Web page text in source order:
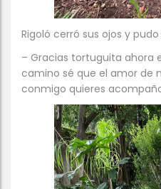
Rigoló cerró sus ojos y
– Gracias tortuguita ahora
camino sé que el amor de
conmigo quieres